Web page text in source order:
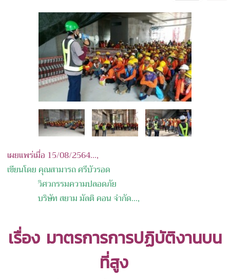
เผยแพร่เมื่อ 15/08/2564...,
เขียนโดย คุณสามารถ ศรีบัวรอด
วิศวกรรมความปลอดภัย
บริษัท สยาม มัลติ คอน จำกัด...,
เรื่อง มาตรการการปฏิบัติงานบน
ที่สูง